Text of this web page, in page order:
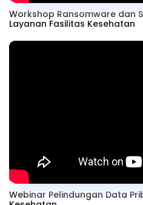
Workshop Ransomware dan
Layanan Fasilitas Kesehatan
Webinar Pelindungan Data